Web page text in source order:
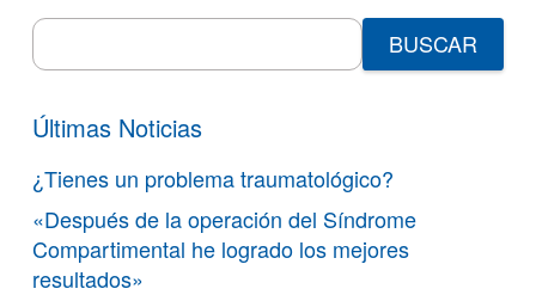
Search
for:
Últimas Noticias
¿Tienes un problema traumatológico?
«Después de la operación del Síndrome
Compartimental he logrado los mejores
resultados»